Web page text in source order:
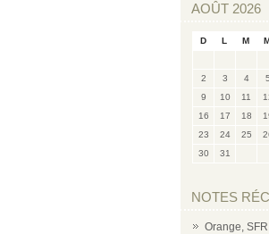
AOÛT 2026
D L M
2
3 4 5
9
10 11
16
17 18
23
24 25
30
31
NOTES
Orange,